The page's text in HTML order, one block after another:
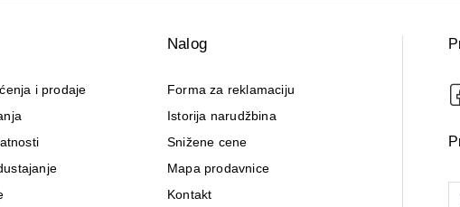
i prodaje
Nalog
Forma za reklamaciju
Istorija narudžbina
Snižene cene
Mapa prodavnice
Kontakt